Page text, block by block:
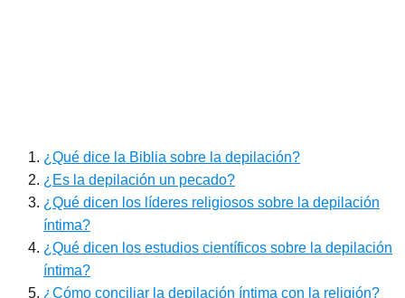
¿Qué dice la Biblia sobre la depilación?
¿Es la depilación un pecado?
¿Qué dicen los líderes religiosos sobre la depilación
íntima?
¿Qué dicen los estudios científicos sobre la depilación
íntima?
¿Cómo conciliar la depilación íntima con la religión?